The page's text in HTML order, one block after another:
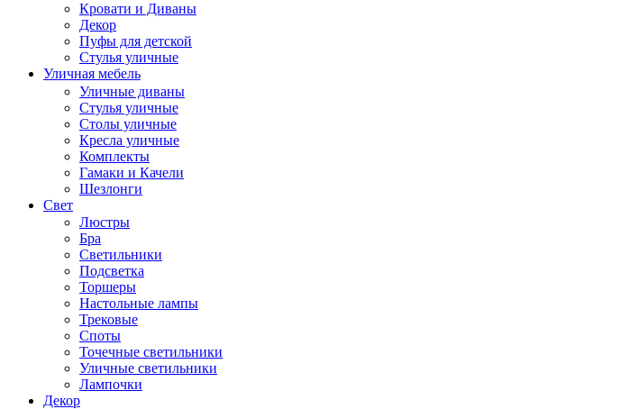
Кровати и Диваны
Декор
Пуфы для детской
Стулья уличные
Уличная мебель
Уличные диваны
Стулья уличные
Столы уличные
Кресла уличные
Комплекты
Гамаки и Качели
Шезлонги
Свет
Люстры
Бра
Светильники
Подсветка
Торшеры
Настольные лампы
Трековые
Споты
Точечные светильники
Уличные светильники
Лампочки
Декор